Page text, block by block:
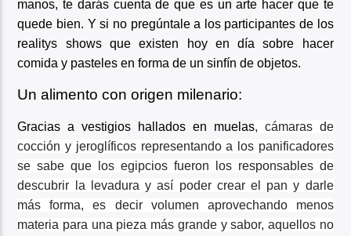
manos, te darás cuenta de que es un arte hacer que te
quede bien. Y si no pregúntale a los participantes de los
realitys shows que existen hoy en día sobre hacer
comida y pasteles en forma de un sinfín de objetos.
Un alimento con origen milenario:
Gracias a vestigios hallados en muelas, cámaras de
cocción y jeroglíficos representando a los panificadores
se sabe que los egipcios fueron los responsables de
descubrir la levadura y así poder crear el pan y darle
más forma, es decir volumen aprovechando menos
materia para una pieza más grande y sabor, aquellos no